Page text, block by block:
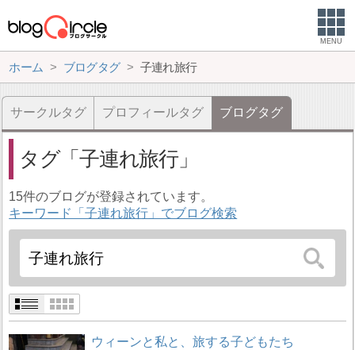
MENU
ホーム ブログタグ 子連れ旅行
サークルタグ プロフィールタグ ブログタグ
タグ 子連れ旅行
15件のブログが登録されています。
キーワード「子連れ旅行」でブログ検索
ウィーンと私と、旅する子どもたち